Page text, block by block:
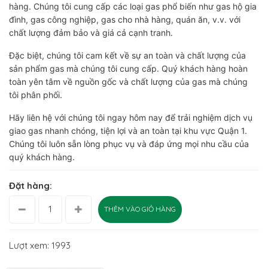
hàng. Chúng tôi cung cấp các loại gas phổ biến như gas hộ gia
đình, gas công nghiệp, gas cho nhà hàng, quán ăn, v.v. với
chất lượng đảm bảo và giá cả cạnh tranh.
Đặc biệt, chúng tôi cam kết về sự an toàn và chất lượng của
sản phẩm gas mà chúng tôi cung cấp. Quý khách hàng hoàn
toàn yên tâm về nguồn gốc và chất lượng của gas mà chúng
tôi phân phối.
Hãy liên hệ với chúng tôi ngay hôm nay để trải nghiệm dịch vụ
giao gas nhanh chóng, tiện lợi và an toàn tại khu vực Quận 1.
Chúng tôi luôn sẵn lòng phục vụ và đáp ứng mọi nhu cầu của
quý khách hàng.
Đặt hàng:
THÊM VÀO GIỎ HÀNG
Lượt xem: 1993